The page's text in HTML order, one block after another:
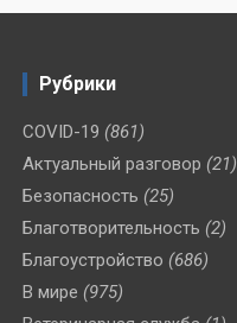
Рубрики
COVID-19 (861)
Актуальный разговор (21)
Безопасность (25)
Благотворительность (2)
Благоустройство (686)
В мире (975)